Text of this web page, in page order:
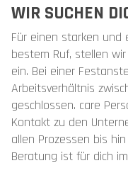
WIR SUCHEN
Für einen starken
bestem Ruf, stellen
ein. Bei einer
Arbeitsverhältnis
geschlossen. care
Kontakt zu den
allen Prozessen bis
Beratung ist für dich